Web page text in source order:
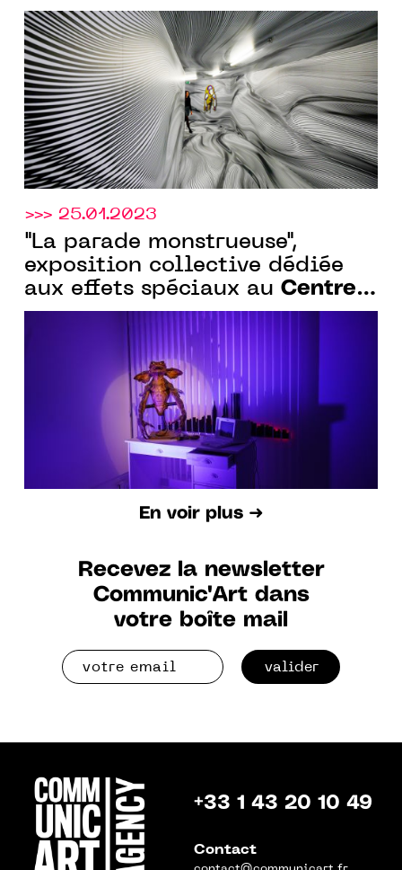
2023
>>> 25.01.2023
"La parade monstrueuse",
exposition collective dédiée
aux effets spéciaux au Centre
des arts d'Enghien-les-Bains,
jusqu’au 26 mars 2023
En voir plus ➜
Recevez la newsletter
Communic'Art dans
votre boîte mail
valider
+33 1 43 20 10 49
Contact